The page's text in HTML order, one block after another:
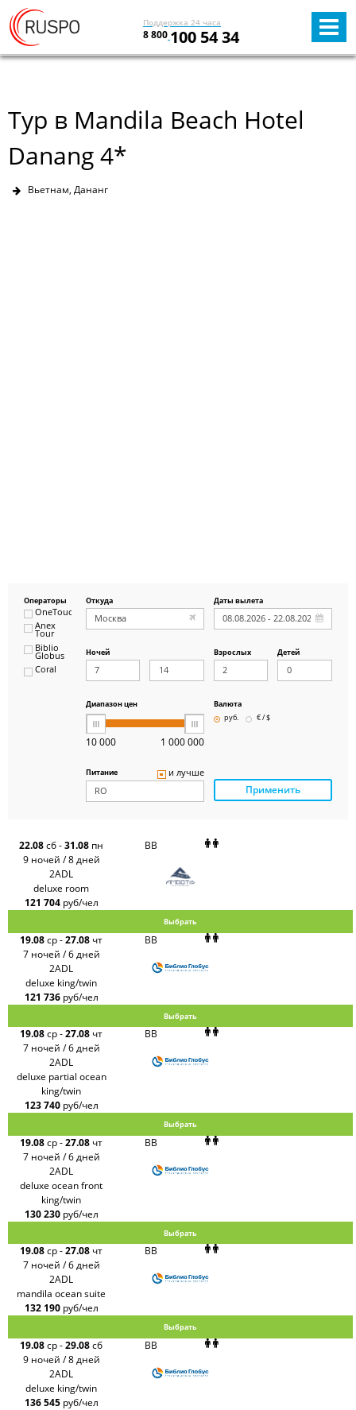
Поддержка 24 часа
8 800 100 54 34
Тур в Mandila Beach Hotel
Danang 4*
Вьетнам, Дананг
Операторы
OneTouch&Travel
Anex
Tour
Biblio
Globus
Coral
Alean
Sunmar
PlanTravel
FUN&SUN
ex TUI
Крымская
Волна
Russian
Express
Интурист
Travelata
Откуда Даты вылета
Ночей Взрослых Детей
Диапазон цен
10 000 1 000 000
Валюта
руб.
€ / $
Питание и лучше
Применить
22.08сб-31.08 пн
9 ночей / 8 дней
BB
2ADL
deluxe room
121 704 руб/чел
Выбрать
19.08ср-27.08 чт
7 ночей / 6 дней
BB
2ADL
deluxe king/twin
121 736 руб/чел
Выбрать
19.08ср-27.08 чт
7 ночей / 6 дней
BB
2ADL
deluxe partial ocean
king/twin
123 740 руб/чел
Выбрать
19.08ср-27.08 чт
7 ночей / 6 дней
BB
2ADL
deluxe ocean front
king/twin
130 230 руб/чел
Выбрать
19.08ср-27.08 чт
7 ночей / 6 дней
BB
2ADL
mandila ocean suite
132 190 руб/чел
Выбрать
19.08ср-29.08сб
9 ночей / 8 дней
BB
2ADL
deluxe king/twin
136 545 руб/чел